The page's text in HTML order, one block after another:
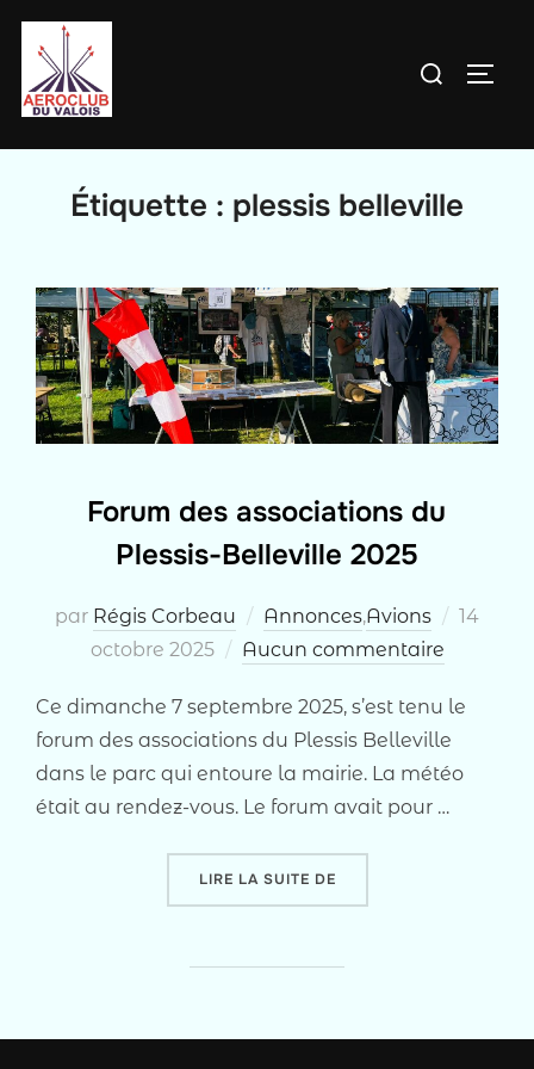
contenu
Rechercher :
Étiquette : plessis belleville
Forum des associations du
Plessis-Belleville 2025
par Régis Corbeau Annonces,Avions
Publié
14
octobre 2025
Aucun commentaire
Ce dimanche 7 septembre 2025, s’est tenu le
forum des associations du Plessis Belleville
dans le parc qui entoure la mairie. La météo
était au rendez-vous. Le forum avait pour …
LIRE LA SUITE DE« FORUM DES